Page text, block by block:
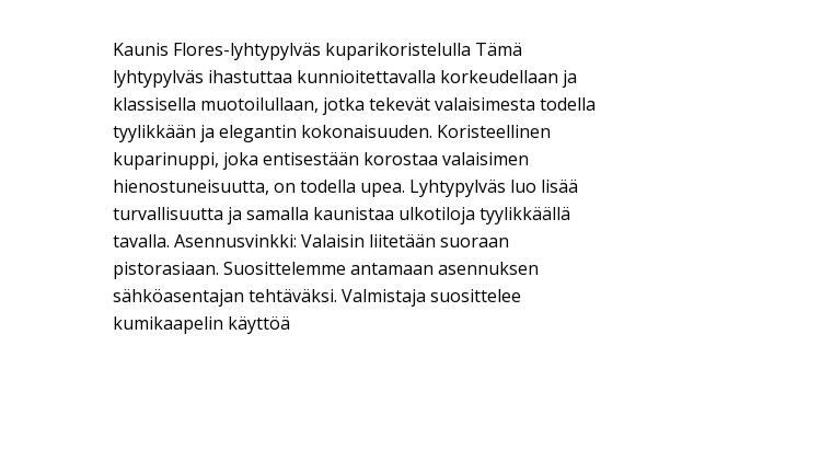
Kaunis Flores-lyhtypylväs kuparikoristelulla Tämä
lyhtypylväs ihastuttaa kunnioitettavalla korkeudellaan ja
klassisella muotoilullaan, jotka tekevät valaisimesta todella
tyylikkään ja elegantin kokonaisuuden. Koristeellinen
kuparinuppi, joka entisestään korostaa valaisimen
hienostuneisuutta, on todella upea. Lyhtypylväs luo lisää
turvallisuutta ja samalla kaunistaa ulkotiloja tyylikkäällä
tavalla. Asennusvinkki: Valaisin liitetään suoraan
pistorasiaan. Suosittelemme antamaan asennuksen
sähköasentajan tehtäväksi. Valmistaja suosittelee
kumikaapelin käyttöä